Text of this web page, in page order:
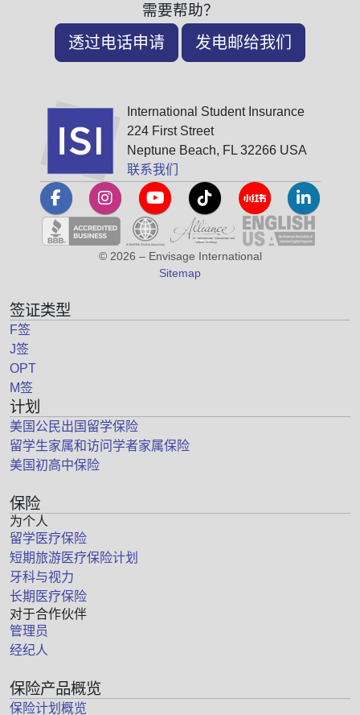
需要帮助？
透过电话申请 发电邮给我们
International Student Insurance
224 First Street
Neptune Beach, FL 32266 USA
联系我们
© 2026 – Envisage International
Sitemap
签证类型
F签
J签
OPT
M签
计划
美国公民出国留学保险
留学生家属和访问学者家属保险
美国初高中保险
保险
为个人
留学医疗保险
短期旅游医疗保险计划
牙科与视力
长期医疗保险
对于合作伙伴
管理员
经纪人
保险产品概览
保险计划概览